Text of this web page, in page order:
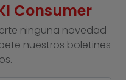
Consumer
ninguna novedad
nuestros boletines